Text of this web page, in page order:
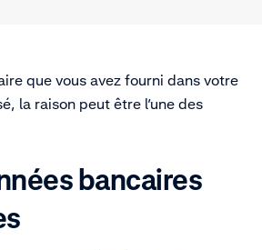
que vous avez fourni dans votre
la raison peut être l’une des
bancaires